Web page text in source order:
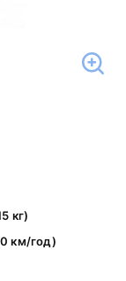
кг)
км/год)